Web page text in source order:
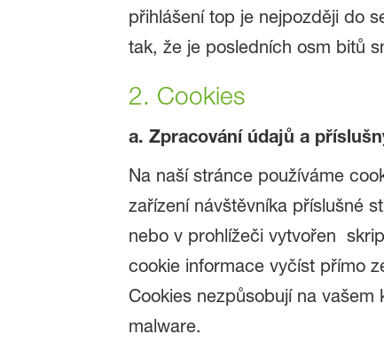
přihlášení top je nejpozději do
tak, že je posledních osm bitů
2. Cookies
a. Zpracování údajů a
Na naší stránce používáme
zařízení návštěvníka příslušné
nebo v prohlížeči vytvořen
cookie informace vyčíst přímo
Cookies nezpůsobují na
malware.